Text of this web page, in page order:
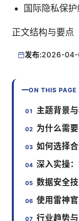
国际隐私保
正文结构与要点
发布:2026-04-
ON THIS PAGE
主题背景
为什么需
如何选择
深入实操
数据安全
使用雷神
行业趋势